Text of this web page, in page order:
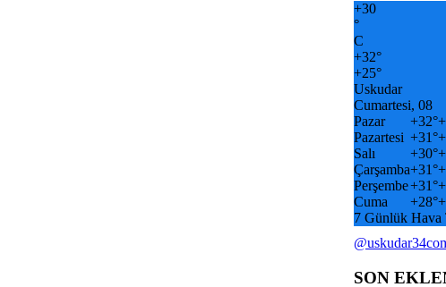
+30
°
C
+32°
+25°
Uskudar
Cumartesi, 08
Pazar
+32°+
Pazartesi +31°+
Salı
+30°+
Çarşamba+31°+
Perşembe+31°+
Cuma
+28°+
7 Günlük Hava
SON